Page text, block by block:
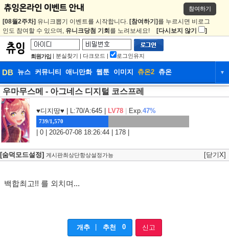
참여하기
[08월2주차] 유니크뽑기 이벤트를 시작합니다. [참여하기] 를 누르시면 비로그
인도 참여할 수 있으며, 유니크당첨 기회 를 노려보세요! [다시보지 않기 ]
회원가입 | 분실찾기 | 다크모드 | 로그인유지
DB 뉴스 커뮤니티 애니만화 웹툰 이미지 츄온2 츄온 ▼
DB 뉴스 커뮤니티
웹툰 이미지 츄온2
우마무스메 - 아그네스 디지털 코스프레
♥디지땅♥ | L:70/A:645 | LV78 Exp.47%
739/1,570
| 0 | 2026-07-08 18:26:44 | 178 |
[숨덕모드설정] 게시판최상단항상설정가능 [닫기X]
백합최고!! 를 외치며...
개추 추천 0 신고